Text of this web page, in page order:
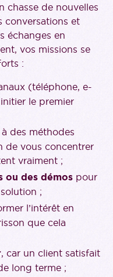
chasse de nouvelles
conversations et
échanges en
vos missions se
:
(téléphone, e-
le premier
des méthodes
de vous concentrer
vraiment ;
ou des démos pour
;
l’intérêt en
que cela
, car un client satisfait
long terme ;